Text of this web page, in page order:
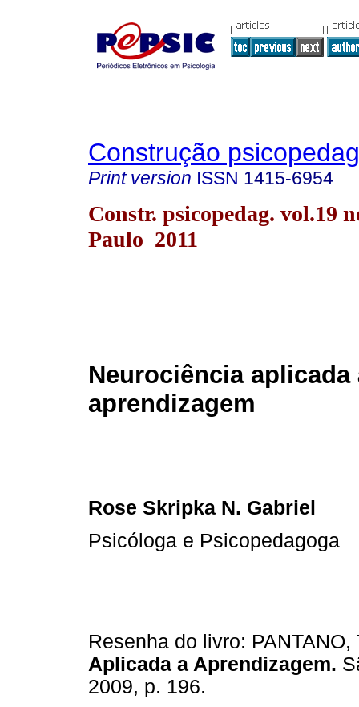
Construção
Print version ISSN 1415-6954
Constr. psicopedag. vol.19
Paulo 2011
Neurociência aplicada
aprendizagem
Rose Skripka N. Gabriel
Psicóloga e Psicopedagoga
Resenha do livro:
Aplicada a Aprendizagem.
2009, p. 196.